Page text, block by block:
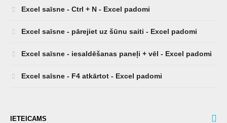
Excel saīsne - Ctrl + N - Excel padomi
Excel saīsne - pārejiet uz šūnu saiti - Excel padomi
Excel saīsne - iesaldēšanas paneļi + vēl - Excel padomi
Excel saīsne - F4 atkārtot - Excel padomi
IETEICAMS